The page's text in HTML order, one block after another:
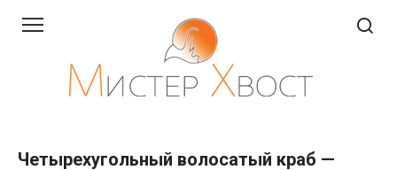
Четырехугольный волосатый краб —